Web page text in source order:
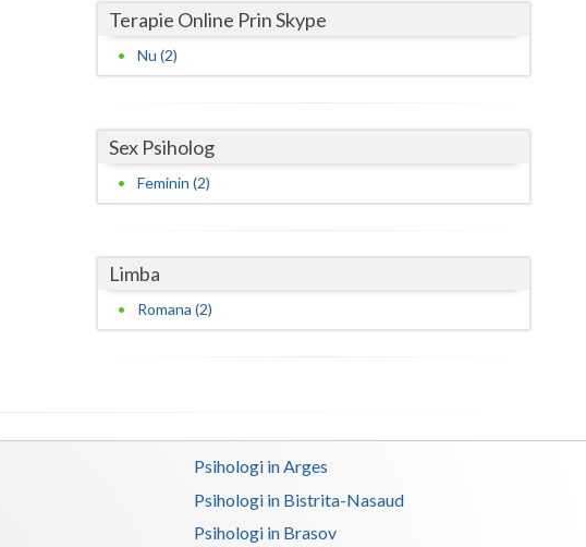
Prahova
Vrancea
Terapie Online Prin Skype
Nu (2)
Sex Psiholog
Feminin (2)
Limba
Romana (2)
Psihologi in Arges
Psihologi in Bistrita-Nasaud
Psihologi in Brasov